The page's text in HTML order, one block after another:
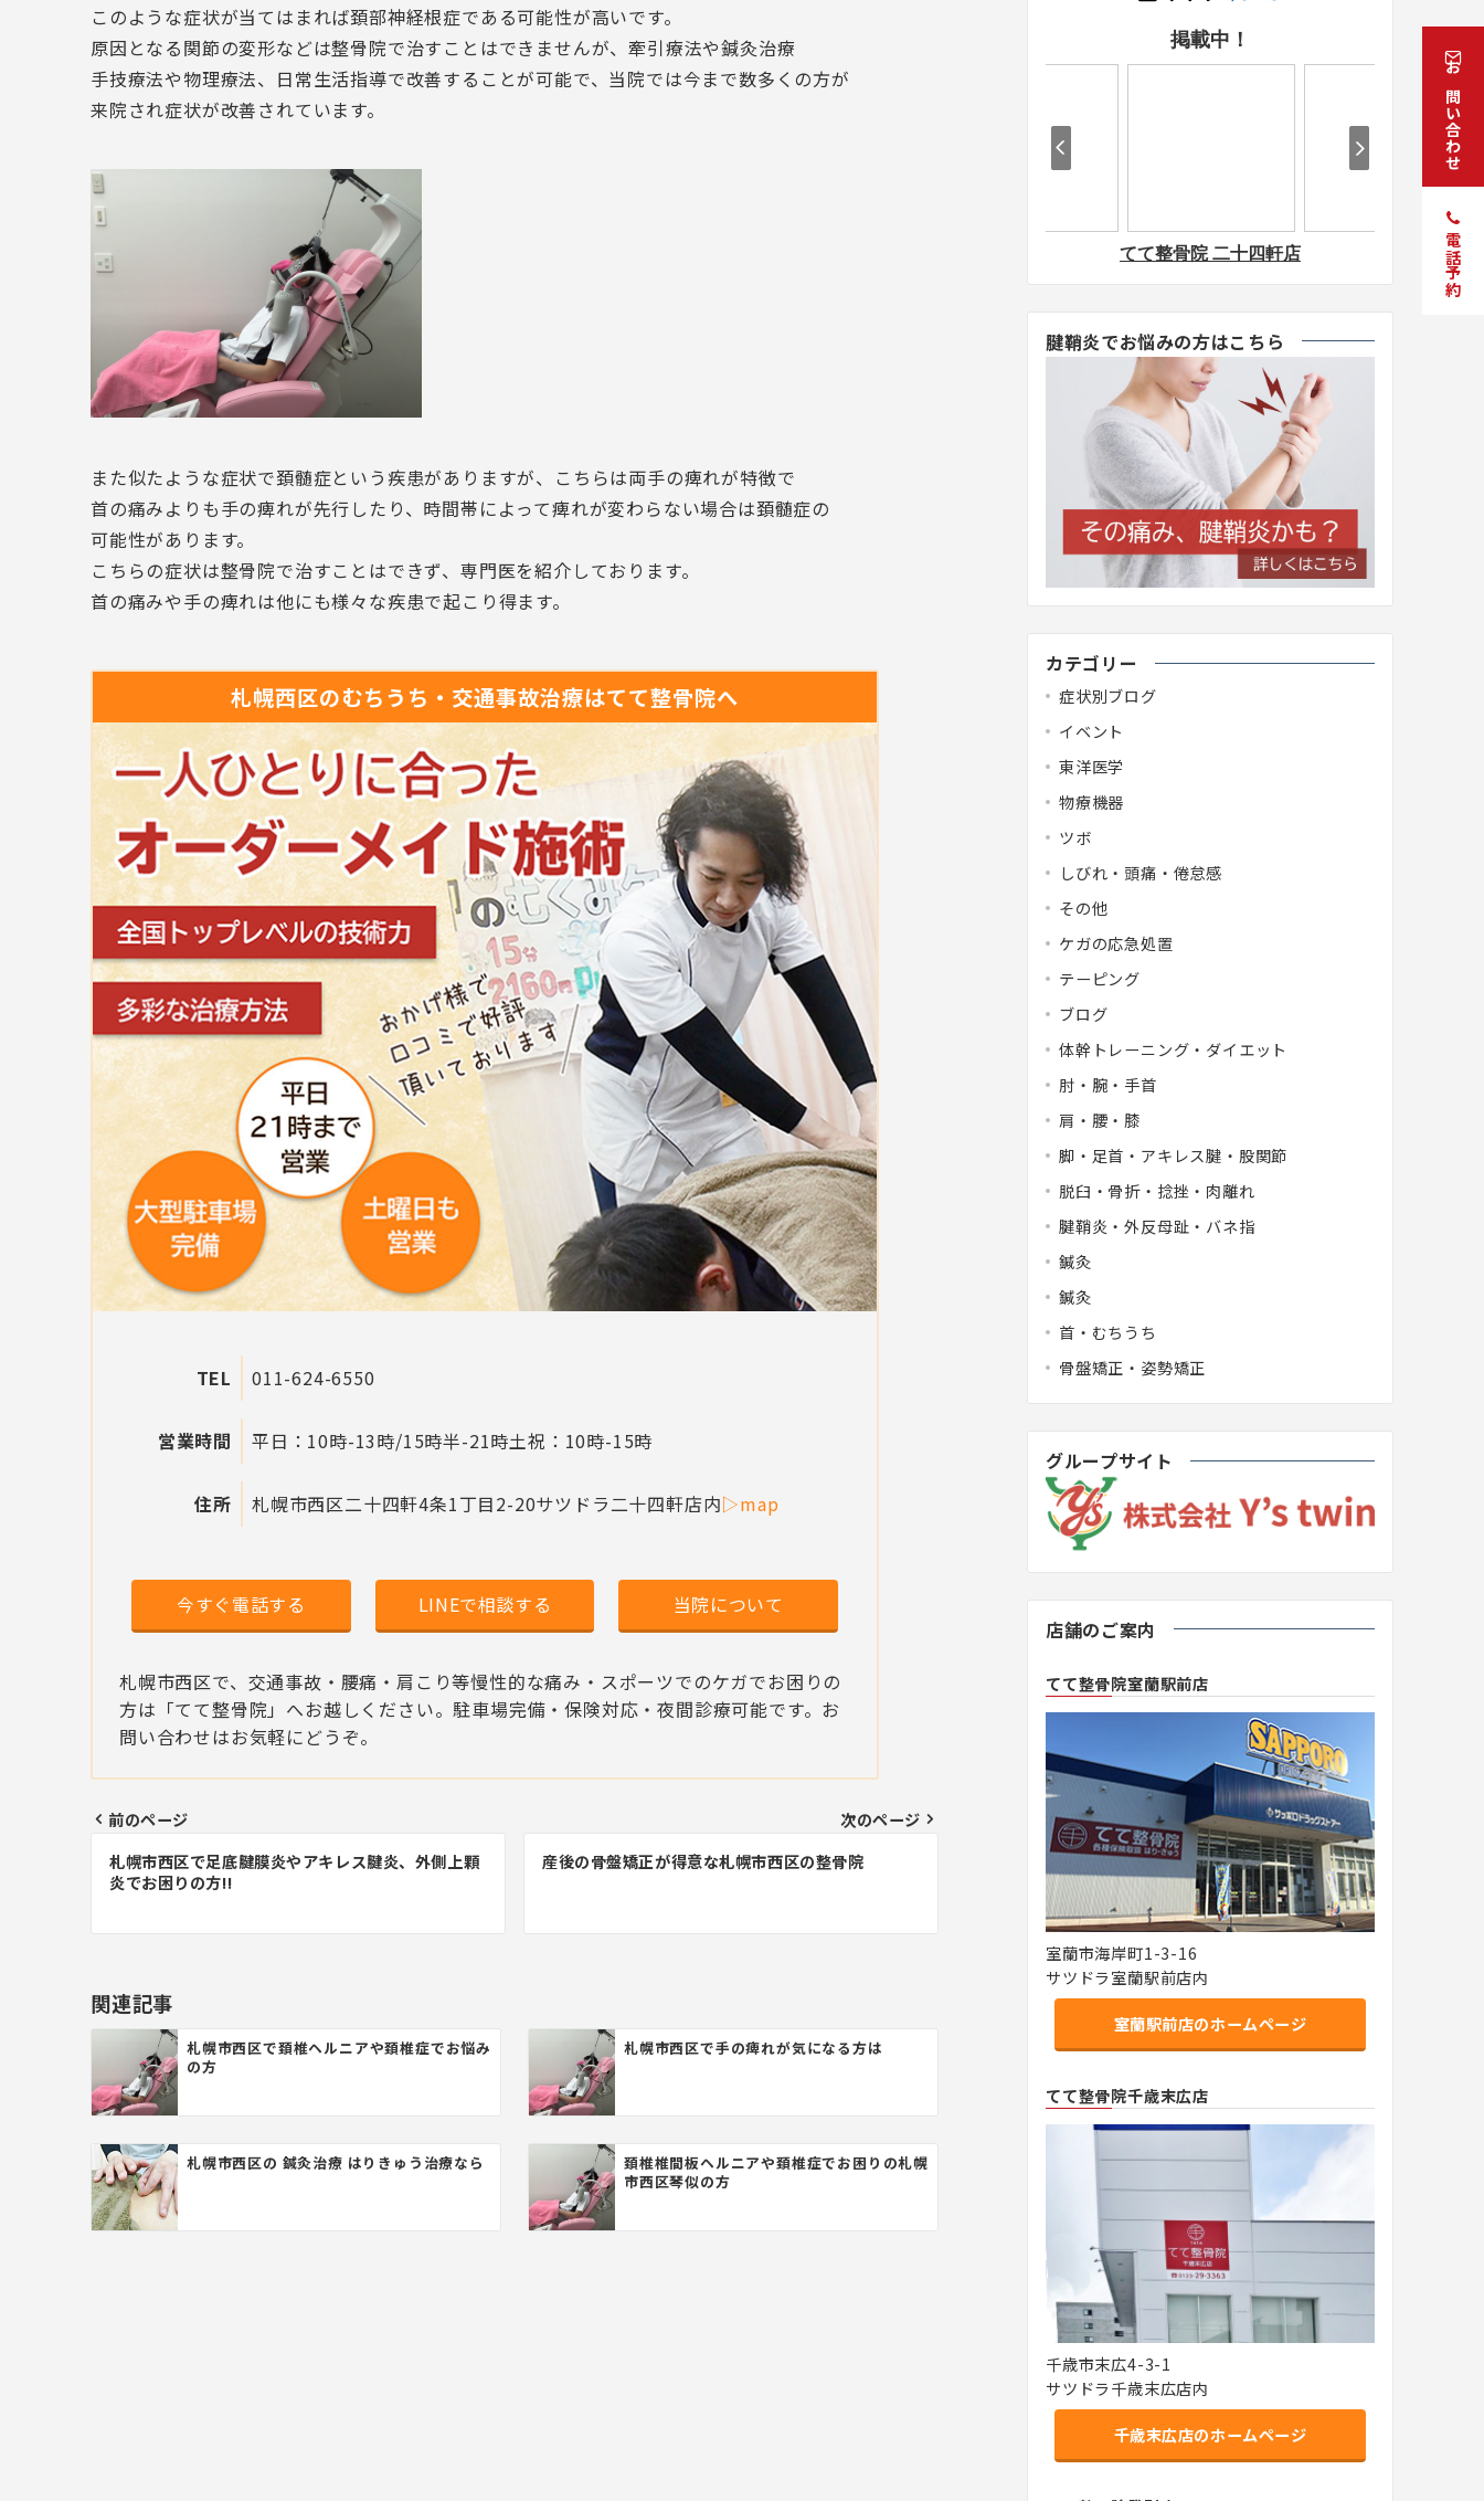
このような症状が当てはまれば頚部神経根症である可能性が高いです。
原因となる関節の変形などは整骨院で治すことはできませんが、牽引療法や鍼灸治療
手技療法や物理療法、日常生活指導で改善することが可能で、当院では今まで数多くの方が
来院され症状が改善されています。
また似たような症状で頚髄症という疾患がありますが、こちらは両手の痺れが特徴で
首の痛みよりも手の痺れが先行したり、時間帯によって痺れが変わらない場合は頚髄症の
可能性があります。
こちらの症状は整骨院で治すことはできず、専門医を紹介しております。
首の痛みや手の痺れは他にも様々な疾患で起こり得ます。
札幌西区のむちうち・交通事故治療はてて整骨院へ
TEL 011-624-6550
営業時間 平日：10時-13時/15時半-21時土祝：10時-15時
住所 札幌市西区二十四軒4条1丁目2-20サツドラ二十四軒店内▷map
今すぐ電話する LINEで相談する 当院について
札幌市西区で、交通事故・腰痛・肩こり等慢性的な痛み・スポーツでのケガでお困りの
方は「てて整骨院」へお越しください。駐車場完備・保険対応・夜間診療可能です。お
問い合わせはお気軽にどうぞ。
投
稿
ナ
ゲ
ー
シ
ョ
ン
前のページ
札幌市西区で足底腱膜炎やアキレス腱炎、外側上顆
炎でお困りの方!!
次のページ
産後の骨盤矯正が得意な札幌市西区の整骨院
関連記事
札幌市西区で頚椎ヘルニアや頚椎症でお悩み
の方
札幌市西区で手の痺れが気になる方は
札幌市西区の 鍼灸治療 はりきゅう治療なら
頚椎椎間板ヘルニアや頚椎症でお困りの札幌
市西区琴似の方
腱鞘炎でお悩みの方はこちら
カテゴリー
症状別ブログ
イベント
東洋医学
物療機器
ツボ
しびれ・頭痛・倦怠感
その他
ケガの応急処置
テーピング
ブログ
体幹トレーニング・ダイエット
肘・腕・手首
肩・腰・膝
脚・足首・アキレス腱・股関節
脱臼・骨折・捻挫・肉離れ
腱鞘炎・外反母趾・バネ指
鍼灸
鍼灸
首・むちうち
骨盤矯正・姿勢矯正
グループサイト
店舗のご案内
てて整骨院室蘭駅前店
室蘭市海岸町1-3-16
サツドラ室蘭駅前店内
室蘭駅前店のホームページ
てて整骨院千歳末広店
千歳市末広4-3-1
サツドラ千歳末広店内
千歳末広店のホームページ
お問い合わせ
電話予約